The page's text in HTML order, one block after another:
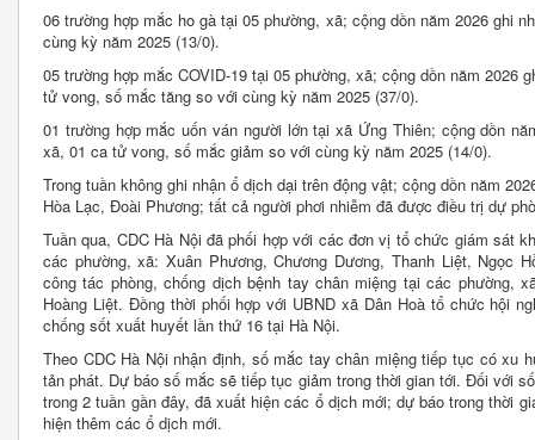
06 trường hợp mắc ho gà tại 05 phường, xã; cộng dồn năm 2026 ghi
cùng kỳ năm 2025 (13/0).
05 trường hợp mắc COVID-19 tại 05 phường, xã; cộng dồn năm 2026
tử vong, số mắc tăng so với cùng kỳ năm 2025 (37/0).
01 trường hợp mắc uốn ván người lớn tại xã Ứng Thiên; cộng dồn
xã, 01 ca tử vong, số mắc giảm so với cùng kỳ năm 2025 (14/0).
Trong tuần không ghi nhận ổ dịch dại trên động vật; cộng dồn năm
Hòa Lạc, Đoài Phương; tất cả người phơi nhiễm đã được điều trị dự
Tuần qua, CDC Hà Nội đã phối hợp với các đơn vị tổ chức giám sát
các phường, xã: Xuân Phương, Chương Dương, Thanh Liệt, Ngọc
công tác phòng, chống dịch bệnh tay chân miệng tại các phường,
Hoàng Liệt. Đồng thời phối hợp với UBND xã Dân Hoà tổ chức hội
chống sốt xuất huyết lần thứ 16 tại Hà Nội.
Theo CDC Hà Nội nhận định, số mắc tay chân miệng tiếp tục có xu
tản phát. Dự báo số mắc sẽ tiếp tục giảm trong thời gian tới. Đối với
trong 2 tuần gần đây, đã xuất hiện các ổ dịch mới; dự báo trong thời
hiện thêm các ổ dịch mới.